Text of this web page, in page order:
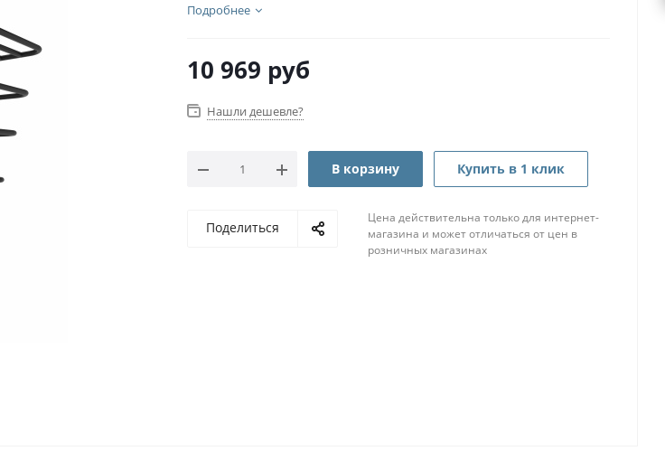
Подробнее
10 969 руб
Нашли дешевле?
В корзину Купить в 1 клик
Поделиться
Цена действительна только для интернет-
магазина и может отличаться от цен в
розничных магазинах